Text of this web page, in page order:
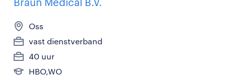
Oss
vast dienstverband
40 uur
HBO,WO